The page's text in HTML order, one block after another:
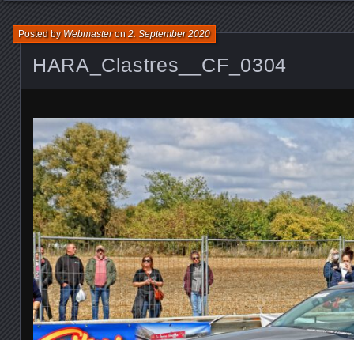
HARA_Clastres__CF_0304
Posted byWebmasteron2. September 2020